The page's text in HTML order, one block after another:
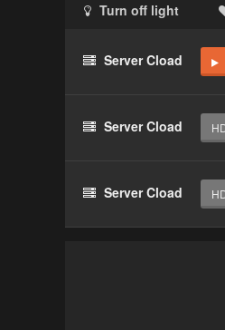
Haz clic 3 veces
Clic
El
Turn off light
Server Cload
Server Cload
Server Cload